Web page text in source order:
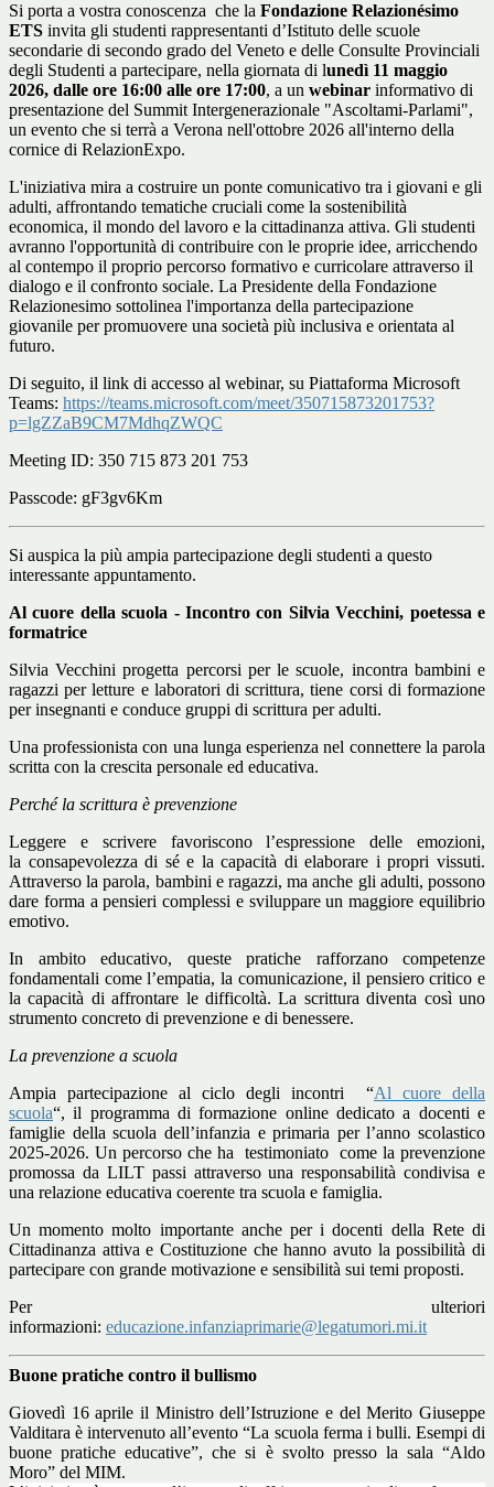
Si porta a vostra conoscenza che la Fondazione Relazionésimo
ETS invita gli studenti rappresentanti d’Istituto delle scuole
secondarie di secondo grado del Veneto e delle Consulte Provinciali
degli Studenti a partecipare, nella giornata di lunedì 11 maggio
2026, dalle ore 16:00 alle ore 17:00, a un webinar informativo di
presentazione del Summit Intergenerazionale "Ascoltami-Parlami",
un evento che si terrà a Verona nell'ottobre 2026 all'interno della
cornice di RelazionExpo.
L'iniziativa mira a costruire un ponte comunicativo tra i giovani e gli
adulti, affrontando tematiche cruciali come la sostenibilità
economica, il mondo del lavoro e la cittadinanza attiva. Gli studenti
avranno l'opportunità di contribuire con le proprie idee, arricchendo
al contempo il proprio percorso formativo e curricolare attraverso il
dialogo e il confronto sociale. La Presidente della Fondazione
Relazionesimo sottolinea l'importanza della partecipazione
giovanile per promuovere una società più inclusiva e orientata al
futuro.
Di seguito, il link di accesso al webinar, su Piattaforma Microsoft
Teams: https://teams.microsoft.com/meet/350715873201753?
p=lgZZaB9CM7MdhqZWQC
Meeting ID: 350 715 873 201 753
Passcode: gF3gv6Km
Si auspica la più ampia partecipazione degli studenti a questo
interessante appuntamento.
Al cuore della scuola - Incontro con Silvia Vecchini, poetessa e
formatrice
Silvia Vecchini progetta percorsi per le scuole, incontra bambini e
ragazzi per letture e laboratori di scrittura, tiene corsi di formazione
per insegnanti e conduce gruppi di scrittura per adulti.
Una professionista con una lunga esperienza nel connettere la parola
scritta con la crescita personale ed educativa.
Perché la scrittura è prevenzione
Leggere e scrivere favoriscono l’espressione delle emozioni,
la consapevolezza di sé e la capacità di elaborare i propri vissuti.
Attraverso la parola, bambini e ragazzi, ma anche gli adulti, possono
dare forma a pensieri complessi e sviluppare un maggiore equilibrio
emotivo.
In ambito educativo, queste pratiche rafforzano competenze
fondamentali come l’empatia, la comunicazione, il pensiero critico e
la capacità di affrontare le difficoltà. La scrittura diventa così uno
strumento concreto di prevenzione e di benessere.
La prevenzione a scuola
Ampia partecipazione al ciclo degli incontri “Al cuore della
scuola“, il programma di formazione online dedicato a docenti e
famiglie della scuola dell’infanzia e primaria per l’anno scolastico
2025-2026. Un percorso che ha testimoniato come la prevenzione
promossa da LILT passi attraverso una responsabilità condivisa e
una relazione educativa coerente tra scuola e famiglia.
Un momento molto importante anche per i docenti della Rete di
Cittadinanza attiva e Costituzione che hanno avuto la possibilità di
partecipare con grande motivazione e sensibilità sui temi proposti.
Per ulteriori
informazioni: educazione.infanziaprimarie@legatumori.mi.it
Buone pratiche contro il bullismo
Giovedì 16 aprile il Ministro dell’Istruzione e del Merito Giuseppe
Valditara è intervenuto all’evento “La scuola ferma i bulli. Esempi di
buone pratiche educative”, che si è svolto presso la sala “Aldo
Moro” del MIM.